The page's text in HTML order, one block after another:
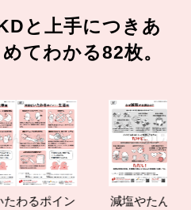
と上手につきあ
てわかる82枚。
ポイン
減塩やたんぱく質